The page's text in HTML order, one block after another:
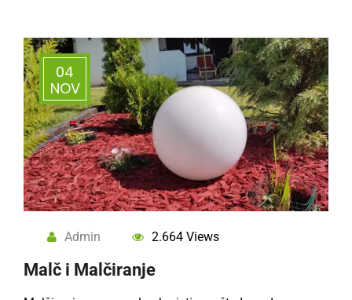
04
NOV
Admin 2.664 Views
Malč i Malčiranje